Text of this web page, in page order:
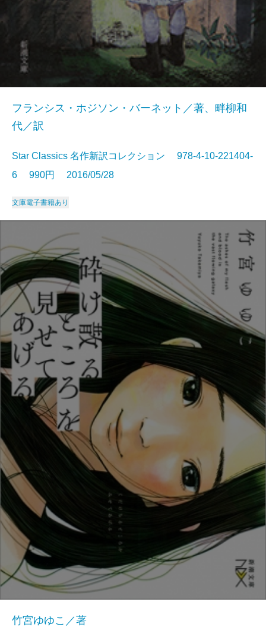
フランシス・ホジソン・バーネット／著、畔柳和
代／訳
Star Classics 名作新訳コレクション 978-4-10-221404-
6 990円 2016/05/28
文庫電子書籍あり
竹宮ゆゆこ／著